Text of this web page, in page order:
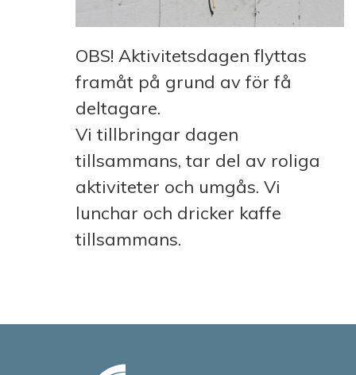
OBS! Aktivitetsdagen flyttas
framåt på grund av för få
deltagare.
Vi tillbringar dagen
tillsammans, tar del av roliga
aktiviteter och umgås. Vi
lunchar och dricker kaffe
tillsammans.